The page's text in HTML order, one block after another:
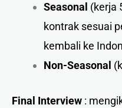
Seasonal (kerja
kontrak sesuai
kembali ke
Non-Seasonal
Final Interview :